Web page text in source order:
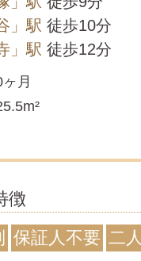
」駅 徒歩10分
」駅 徒歩12分
月
徴
保証人不要 二